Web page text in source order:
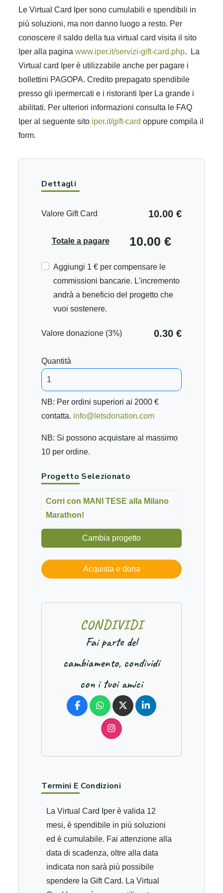
Le Virtual Card Iper sono cumulabili e spendibili in
più soluzioni, ma non danno luogo a resto. Per
conoscere il saldo della tua virtual card visita il sito
Iper alla paginawww.iper.it/servizi-gift-card.php.
La
Virtual card Iper è utilizzabile anche per pagare i
bollettini PAGOPA. Credito prepagato spendibile
presso gli ipermercati e i ristoranti Iper La grande i
abilitati. Per ulteriori informazioni consulta le FAQ
Iper al seguente sito iper.it/gift-card oppure compila il
form.
Dettagli
Valore Gift Card 10.00 €
Totale a pagare 10.00 €
Aggiungi 1 € per compensare le
commissioni bancarie. L'incremento
andrà a beneficio del progetto che
vuoi sostenere.
Valore donazione (3%) 0.30 €
Quantità
NB: Per ordini superiori ai 2000 €
contatta. info@letsdonation.com
NB: Si possono acquistare al massimo
10 per ordine.
Progetto Selezionato
Corri con MANI TESE alla Milano
Marathon!
Cambia progetto
Acquista e dona
CONDIVIDI
Fai parte del
cambiamento, condividi
con i tuoi amici
Termini E Condizioni
La Virtual Card Iper è valida 12
mesi, è spendibile in più soluzioni
ed è cumulabile. Fai attenzione alla
data di scadenza, oltre alla data
indicata non sarà più possibile
spendere la Gift Card. La Virtual